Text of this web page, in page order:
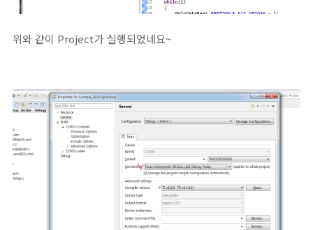
위와 같이 Project가 실행되었네요~